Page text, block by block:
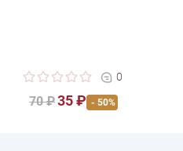
70 ₽35 ₽ - 50%
0